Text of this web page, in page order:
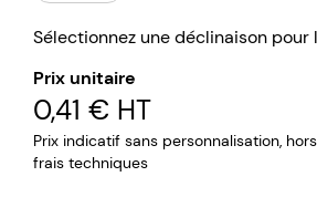
Sélectionnez une déclinaison
Prix unitaire
0,41 € HT
Prix indicatif sans personnalisation,
frais techniques